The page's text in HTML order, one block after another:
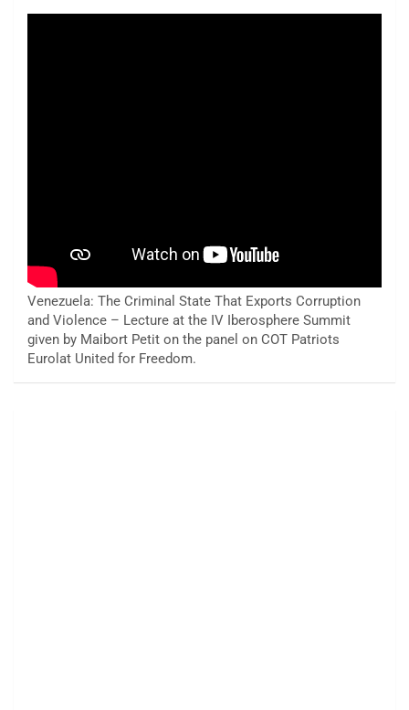
Venezuela: The Criminal State That Exports Corruption
and Violence – Lecture at the IV Iberosphere Summit
given by Maibort Petit on the panel on COT Patriots
Eurolat United for Freedom.